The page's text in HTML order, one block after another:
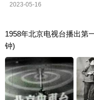
2023-05-16
1958年北京电视台播出第
钟)